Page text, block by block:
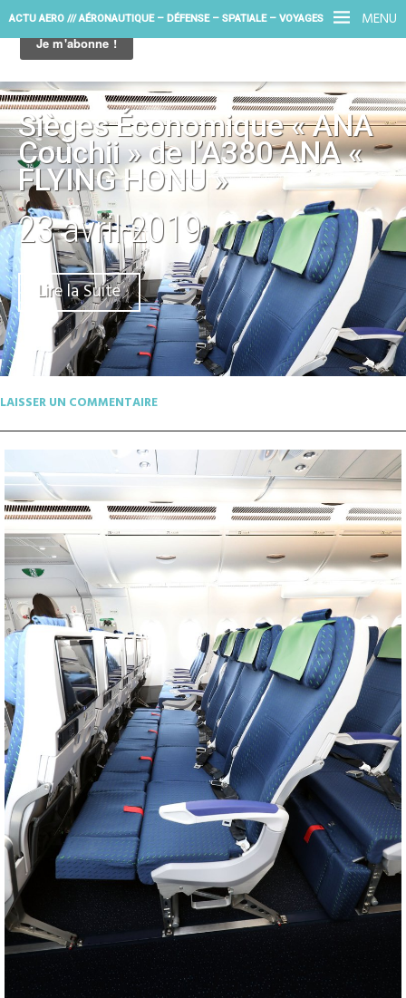
MENU
ACTU AERO /// AÉRONAUTIQUE – DÉFENSE – SPATIALE – VOYAGES
Sièges Économique « ANA
Couchii » de l’A380 ANA «
FLYING HONU »
23 avril 2019
Lire la Suite
LAISSER UN COMMENTAIRE